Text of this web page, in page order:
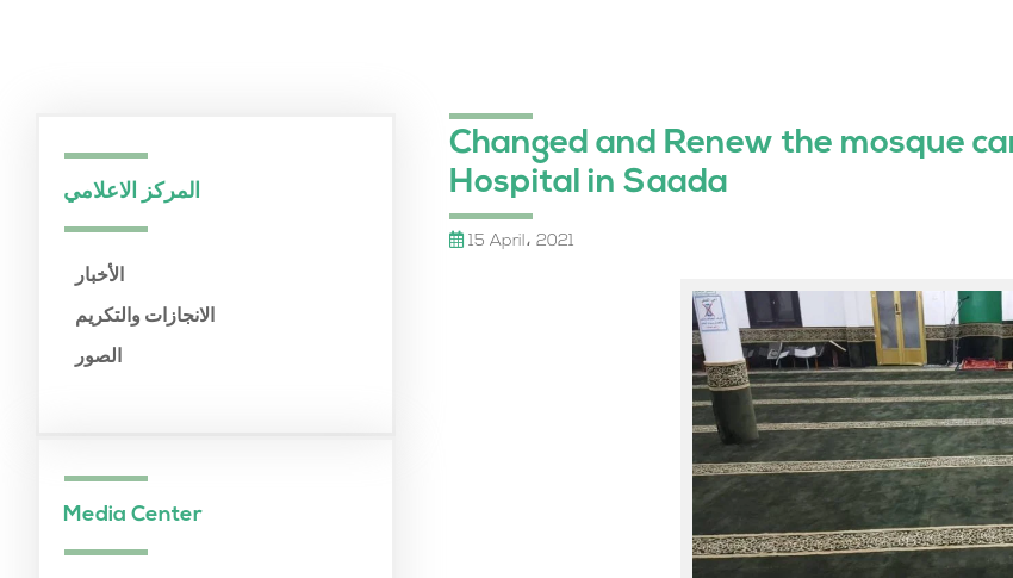
المركز الاعلامي
الأخبار
الانجازات والتكريم
الصور
Media Center
Changed and Renew the mosque
Hospital in Saada
15 April، 2021